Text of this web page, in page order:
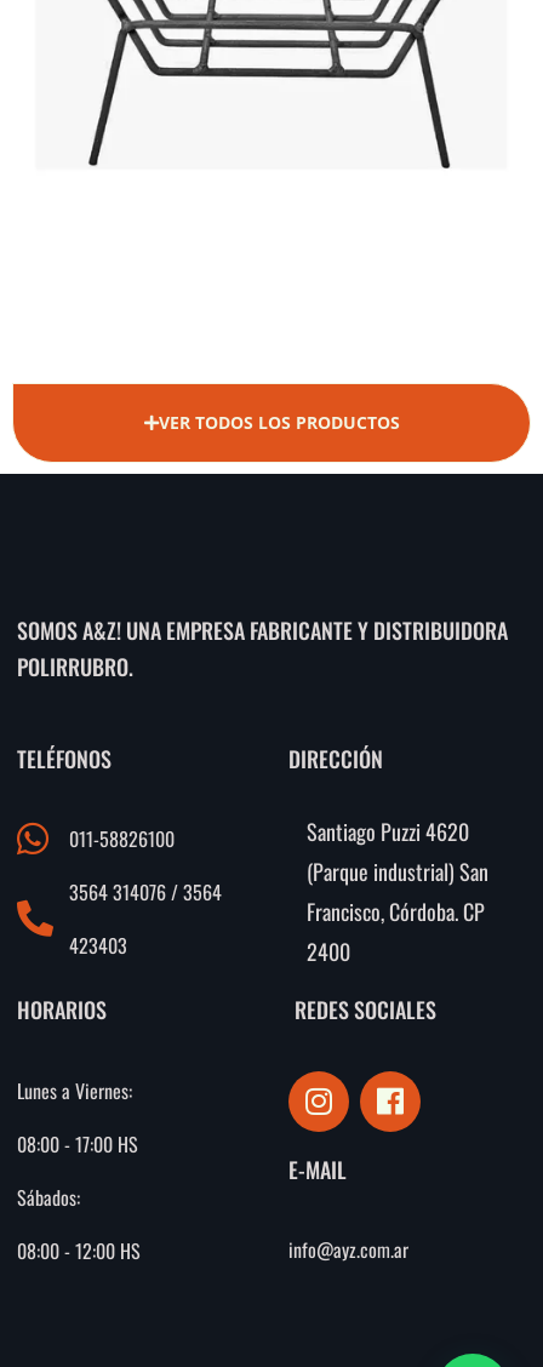
VER TODOS LOS PRODUCTOS
SOMOS A&Z! UNA EMPRESA FABRICANTE Y DISTRIBUIDORA
POLIRRUBRO.
TELÉFONOS
011-58826100
3564 314076 / 3564
423403
DIRECCIÓN
Santiago Puzzi 4620
(Parque industrial) San
Francisco, Córdoba. CP
2400
HORARIOS
Lunes a Viernes:
08:00 - 17:00 HS
Sábados:
08:00 - 12:00 HS
REDES SOCIALES
I
n
s
t
g
r
F
a
c
o
o
E-MAIL
info@ayz.com.ar